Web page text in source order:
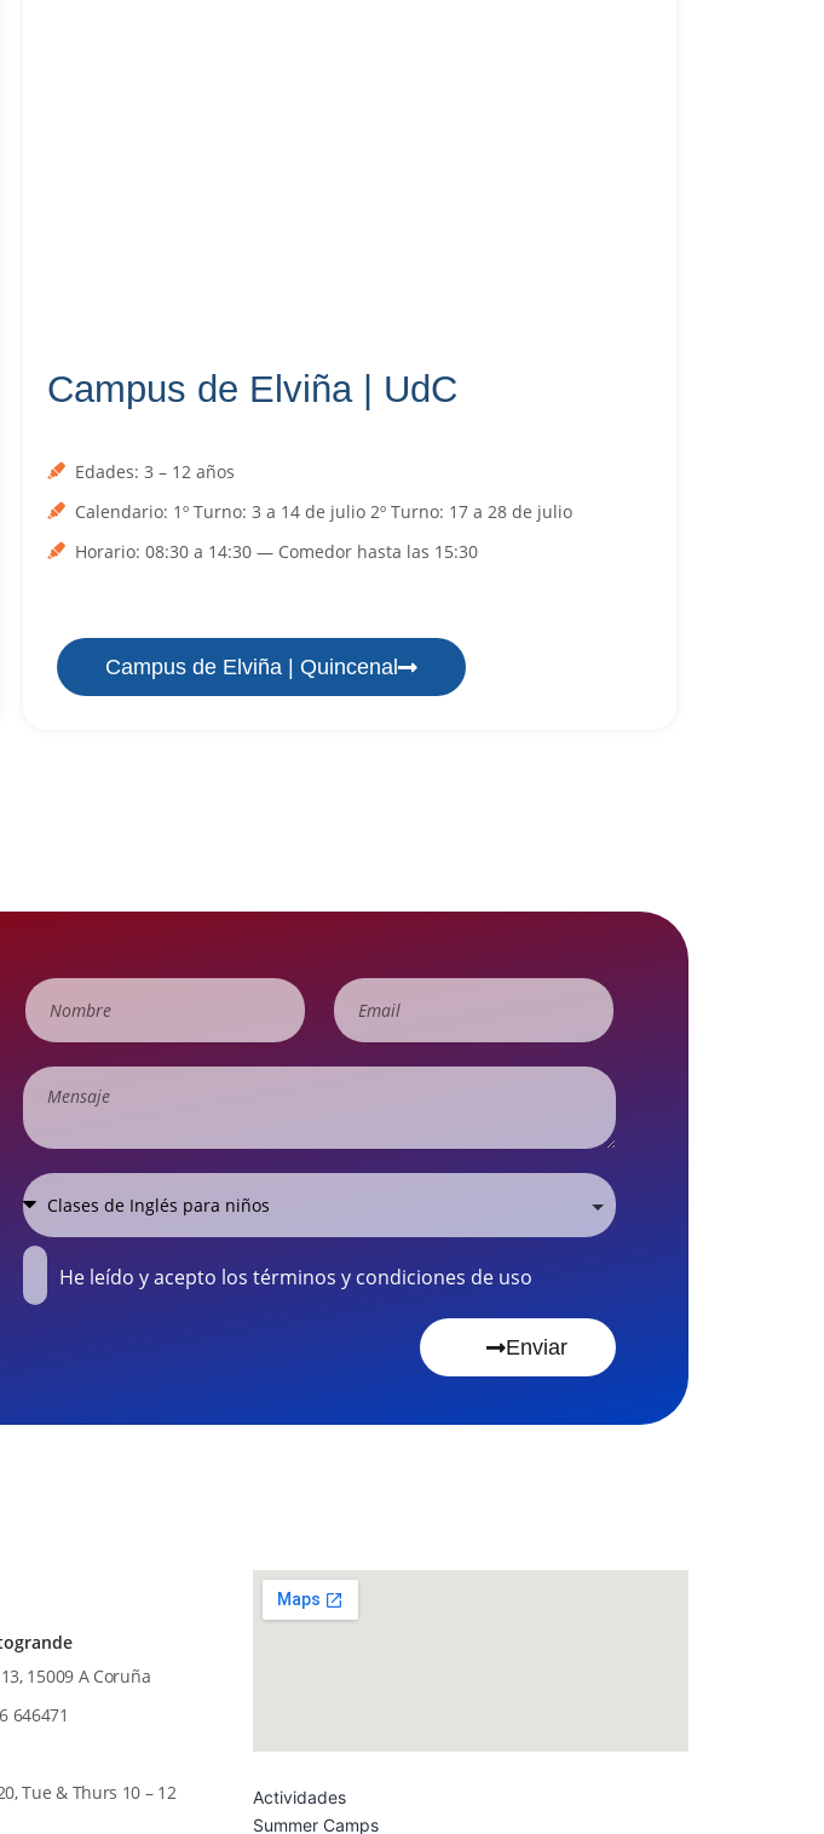
Campus de Elviña | UdC
Edades: 3 – 12 años
Calendario: 1º Turno: 3 a 14 de julio 2º Turno: 17 a 28 de julio
Horario: 08:30 a 14:30 — Comedor hasta las 15:30
Campus de Elviña | Quincenal
He leído y acepto los términos y condiciones de uso
Enviar
15009 A Coruña
646471
Tue & Thurs 10 – 12
Actividades
Summer Camps